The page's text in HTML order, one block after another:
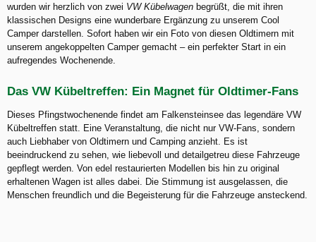
wurden wir herzlich von zwei VW Kübelwagen begrüßt, die mit ihren
klassischen Designs eine wunderbare Ergänzung zu unserem Cool
Camper darstellen. Sofort haben wir ein Foto von diesen Oldtimern mit
unserem angekoppelten Camper gemacht – ein perfekter Start in ein
aufregendes Wochenende.
Das VW Kübeltreffen: Ein Magnet für Oldtimer-Fans
Dieses Pfingstwochenende findet am Falkensteinsee das legendäre VW
Kübeltreffen statt. Eine Veranstaltung, die nicht nur VW-Fans, sondern
auch Liebhaber von Oldtimern und Camping anzieht. Es ist
beeindruckend zu sehen, wie liebevoll und detailgetreu diese Fahrzeuge
gepflegt werden. Von edel restaurierten Modellen bis hin zu original
erhaltenen Wagen ist alles dabei. Die Stimmung ist ausgelassen, die
Menschen freundlich und die Begeisterung für die Fahrzeuge ansteckend.